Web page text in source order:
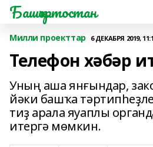
Башҡортостан
Милли проекттар 6 ДЕКАБРЯ 2019,
Телефон хәбәр
Уның аша янғындар,
йәки башҡа
тиҙ арала яуаплы
итергә мөмкин.